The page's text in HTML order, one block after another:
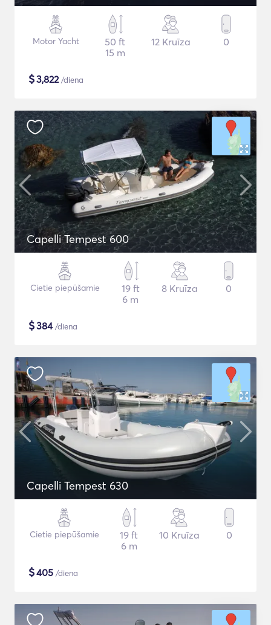
Motor Yacht
50 ft
15 m
12 Kruīza 0
$3,822/diena
Capelli Tempest 600
Cietie piepūšamie
19 ft
6 m
8 Kruīza 0
$384/diena
Capelli Tempest 630
Cietie piepūšamie
19 ft
6 m
10 Kruīza 0
$405 /diena